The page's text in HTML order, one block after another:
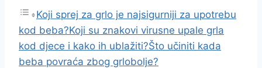
Koji sprej za grlo je najsigurniji za upotrebu
kod beba?Koji su znakovi virusne upale grla
kod djece i kako ih ublažiti?Što učiniti kada
beba povraća zbog grlobolje?